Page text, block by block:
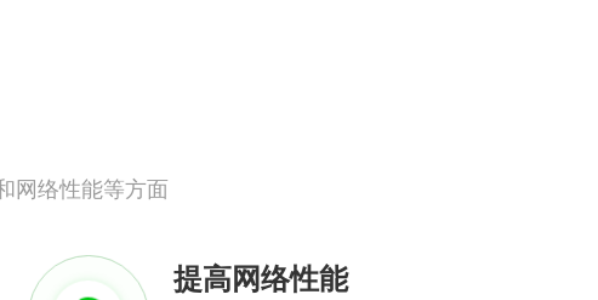
网络性能等方面
提高网络性能